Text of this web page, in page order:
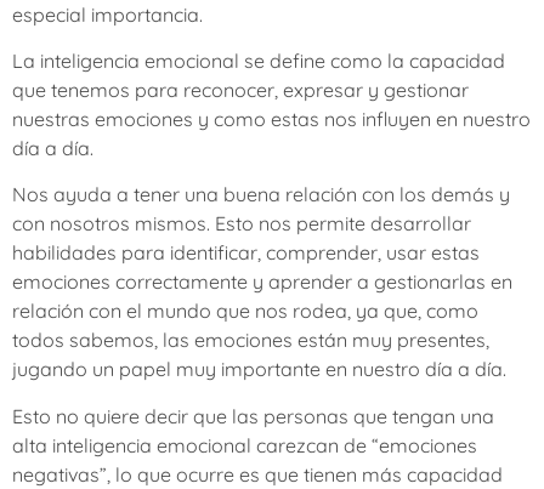
especial importancia.
La inteligencia emocional se define como la capacidad
que tenemos para reconocer, expresar y gestionar
nuestras emociones y como estas nos influyen en nuestro
día a día.
Nos ayuda a tener una buena relación con los demás y
con nosotros mismos. Esto nos permite desarrollar
habilidades para identificar, comprender, usar estas
emociones correctamente y aprender a gestionarlas en
relación con el mundo que nos rodea, ya que, como
todos sabemos, las emociones están muy presentes,
jugando un papel muy importante en nuestro día a día.
Esto no quiere decir que las personas que tengan una
alta inteligencia emocional carezcan de “emociones
negativas”, lo que ocurre es que tienen más capacidad